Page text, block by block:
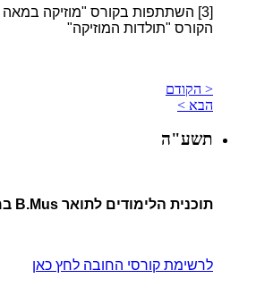
[3]
הקורס "תולדות המוזיקה"
< הקודם
הבא >
תשע"ה
תוכנית הלימודים לתואר B.Mus במסלול חד-חוגי
לרשימת קורסי החובה לחץ כאן